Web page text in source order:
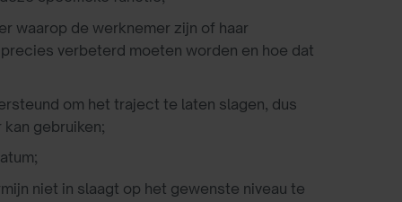
waarop de werknemer zijn of haar
verbeterd moeten worden en hoe dat
om het traject te laten slagen, dus
gebruiken;
niet in slaagt op het gewenste niveau te